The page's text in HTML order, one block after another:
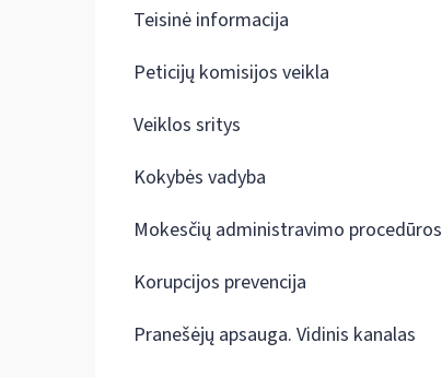
Teisinė informacija
Peticijų komisijos veikla
Veiklos sritys
Kokybės vadyba
Mokesčių administravimo procedūros
Korupcijos prevencija
Pranešėjų apsauga. Vidinis kanalas